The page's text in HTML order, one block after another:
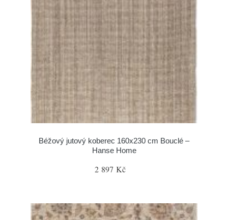
Béžový jutový koberec 160x230 cm Bouclé –
Hanse Home
2 897 Kč